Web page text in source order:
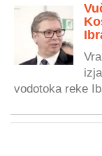
vodotoka reke